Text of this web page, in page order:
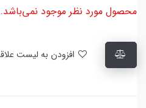
محصول مورد نظر موجود نمی‌باشد.